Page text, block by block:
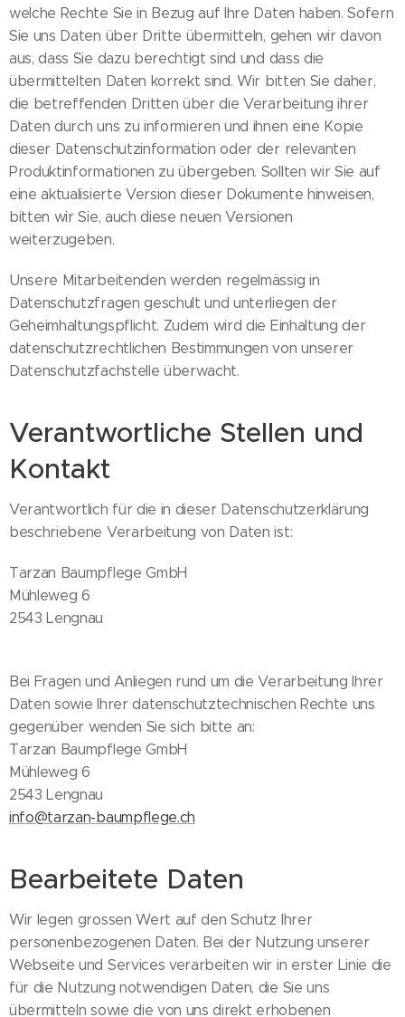
welche Rechte Sie in Bezug auf Ihre Daten haben. Sofern
Sie uns Daten über Dritte übermitteln, gehen wir davon
aus, dass Sie dazu berechtigt sind und dass die
übermittelten Daten korrekt sind. Wir bitten Sie daher,
die betreffenden Dritten über die Verarbeitung ihrer
Daten durch uns zu informieren und ihnen eine Kopie
dieser Datenschutzinformation oder der relevanten
Produktinformationen zu übergeben. Sollten wir Sie auf
eine aktualisierte Version dieser Dokumente hinweisen,
bitten wir Sie, auch diese neuen Versionen
weiterzugeben.
Unsere Mitarbeitenden werden regelmässig in
Datenschutzfragen geschult und unterliegen der
Geheimhaltungspflicht. Zudem wird die Einhaltung der
datenschutzrechtlichen Bestimmungen von unserer
Datenschutzfachstelle überwacht.
Verantwortliche Stellen und
Kontakt
Verantwortlich für die in dieser Datenschutzerklärung
beschriebene Verarbeitung von Daten ist:
Tarzan Baumpflege GmbH
Mühleweg 6
2543 Lengnau
Bei Fragen und Anliegen rund um die Verarbeitung Ihrer
Daten sowie Ihrer datenschutztechnischen Rechte uns
gegenüber wenden Sie sich bitte an:
Tarzan Baumpflege GmbH
Mühleweg 6
2543 Lengnau
info@tarzan-baumpflege.ch
Bearbeitete Daten
Wir legen grossen Wert auf den Schutz Ihrer
personenbezogenen Daten. Bei der Nutzung unserer
Webseite und Services verarbeiten wir in erster Linie die
für die Nutzung notwendigen Daten, die Sie uns
übermitteln sowie die von uns direkt erhobenen